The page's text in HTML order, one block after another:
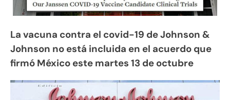
La vacuna contra el covid-19 de Johnson &
Johnson no está incluida en el acuerdo que
firmó México este martes 13 de octubre